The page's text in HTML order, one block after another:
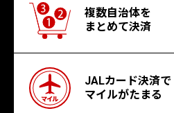
複数自治体を
まとめて決済
JALカード決済で
マイルがたまる